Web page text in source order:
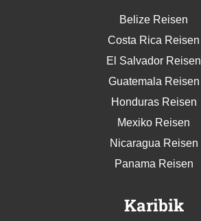
Belize Reisen
Costa Rica Reisen
El Salvador Reisen
Guatemala Reisen
Honduras Reisen
Mexiko Reisen
Nicaragua Reisen
Panama Reisen
Karibik